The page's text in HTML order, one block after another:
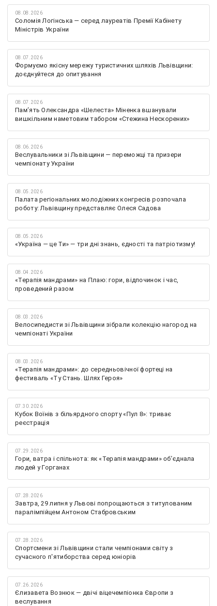
08.08.2026
Соломія Логінська — серед лауреатів Премії Кабінету
Міністрів України
08.07.2026
Формуємо якісну мережу туристичних шляхів Львівщини:
доєднуйтеся до опитування
08.07.2026
Памʼять Олександра «Шелеста» Міненка вшанували
вишкільним наметовим табором «Стежина Нескорених»
08.06.2026
Веслувальники зі Львівщини — переможці та призери
чемпіонату України
08.05.2026
Палата регіональних молодіжних конгресів розпочала
роботу: Львівщину представляє Олеся Садова
08.05.2026
«Україна — це Ти» — три дні знань, єдності та патріотизму!
08.04.2026
«Терапія мандрами» на Плаю: гори, відпочинок і час,
проведений разом
08.03.2026
Велосипедисти зі Львівщини зібрали колекцію нагород на
чемпіонаті України
08.03.2026
«Терапія мандрами»: до середньовічної фортеці на
фестиваль «Ту Стань. Шлях Героя»
07.30.2026
Кубок Воїнів з більярдного спорту «Пул 8»: триває
реєстрація
07.29.2026
Гори, ватра і спільнота: як «Терапія мандрами» об’єднала
людей у Горганах
07.28.2026
Завтра, 29 липня у Львові попрощаються з титулованим
паралімпійцем Антоном Стабровським
07.28.2026
Спортсмени зі Львівщини стали чемпіонами світу з
сучасного п'ятиборства серед юніорів
07.26.2026
Єлизавета Вознюк — двічі віцечемпіонка Європи з
веслування